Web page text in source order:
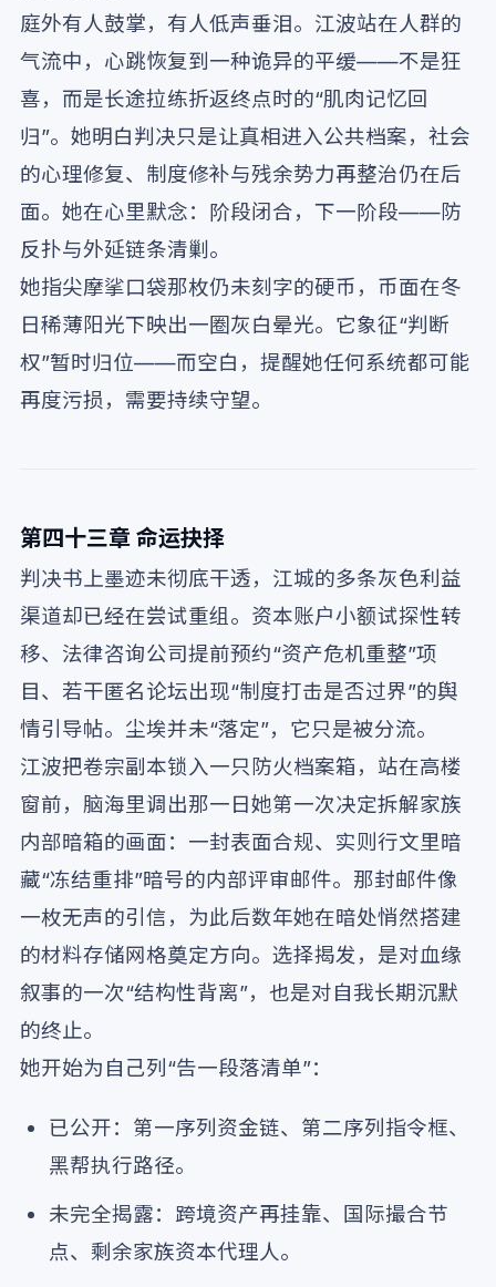
庭外有人鼓掌，有人低声垂泪。江波站在人群的
气流中，心跳恢复到一种诡异的平缓——不是狂
喜，而是长途拉练折返终点时的“肌肉记忆回
归”。她明白判决只是让真相进入公共档案，社会
的心理修复、制度修补与残余势力再整治仍在后
面。她在心里默念：阶段闭合，下一阶段——防
反扑与外延链条清剿。
她指尖摩挲口袋那枚仍未刻字的硬币，币面在冬
日稀薄阳光下映出一圈灰白晕光。它象征“判断
权”暂时归位——而空白，提醒她任何系统都可能
再度污损，需要持续守望。
第四十三章 命运抉择
判决书上墨迹未彻底干透，江城的多条灰色利益
渠道却已经在尝试重组。资本账户小额试探性转
移、法律咨询公司提前预约“资产危机重整”项
目、若干匿名论坛出现“制度打击是否过界”的舆
情引导帖。尘埃并未“落定”，它只是被分流。
江波把卷宗副本锁入一只防火档案箱，站在高楼
窗前，脑海里调出那一日她第一次决定拆解家族
内部暗箱的画面：一封表面合规、实则行文里暗
藏“冻结重排”暗号的内部评审邮件。那封邮件像
一枚无声的引信，为此后数年她在暗处悄然搭建
的材料存储网格奠定方向。选择揭发，是对血缘
叙事的一次“结构性背离”，也是对自我长期沉默
的终止。
她开始为自己列“告一段落清单”：
已公开：第一序列资金链、第二序列指令框、
黑帮执行路径。
未完全揭露：跨境资产再挂靠、国际撮合节
点、剩余家族资本代理人。